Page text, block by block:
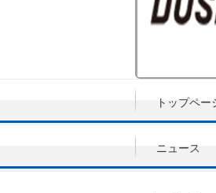
トップペー
ニュース